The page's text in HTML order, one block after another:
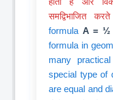
समद्विभाजित
formula A = ½
formula in
many
special type of
are equal and